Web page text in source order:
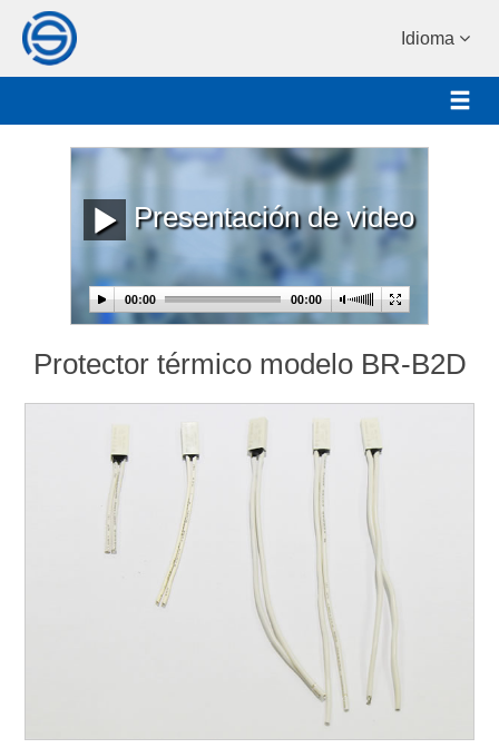
Idioma
Presentación de video
Protector térmico modelo BR-B2D